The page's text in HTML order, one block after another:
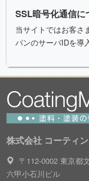
SSL暗号化通信に
当サイトではお客さ
パンのサーバIDを導
株式会社 コーティ
〒112-0002 東京都
六甲小石川ビル